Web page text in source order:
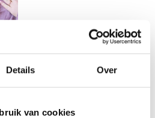
Details Over
van cookies
met facetjes
rood